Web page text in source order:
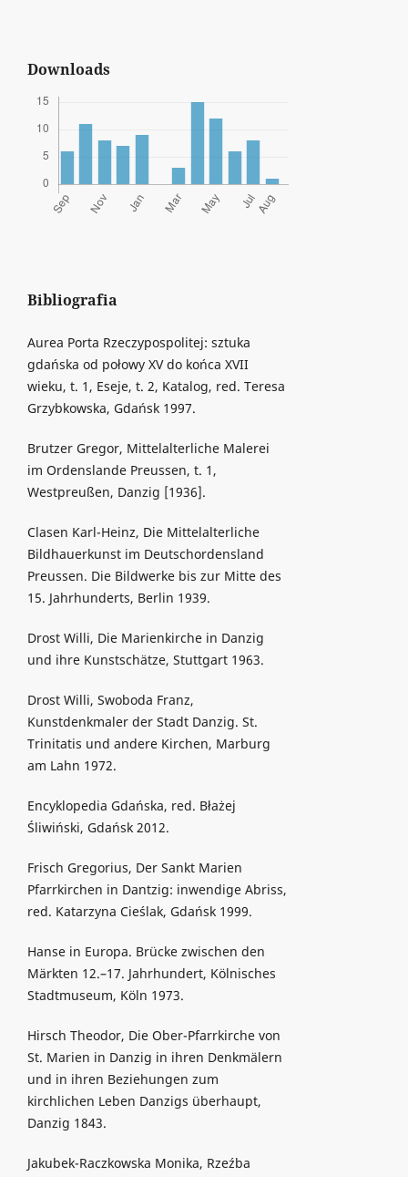
Downloads
Bibliografia
Aurea Porta Rzeczypospolitej: sztuka
gdańska od połowy XV do końca XVII
wieku, t. 1, Eseje, t. 2, Katalog, red. Teresa
Grzybkowska, Gdańsk 1997.
Brutzer Gregor, Mittelalterliche Malerei
im Ordenslande Preussen, t. 1,
Westpreußen, Danzig [1936].
Clasen Karl-Heinz, Die Mittelalterliche
Bildhauerkunst im Deutschordensland
Preussen. Die Bildwerke bis zur Mitte des
15. Jahrhunderts, Berlin 1939.
Drost Willi, Die Marienkirche in Danzig
und ihre Kunstschätze, Stuttgart 1963.
Drost Willi, Swoboda Franz,
Kunstdenkmaler der Stadt Danzig. St.
Trinitatis und andere Kirchen, Marburg
am Lahn 1972.
Encyklopedia Gdańska, red. Błażej
Śliwiński, Gdańsk 2012.
Frisch Gregorius, Der Sankt Marien
Pfarrkirchen in Dantzig: inwendige Abriss,
red. Katarzyna Cieślak, Gdańsk 1999.
Hanse in Europa. Brücke zwischen den
Märkten 12.–17. Jahrhundert, Kölnisches
Stadtmuseum, Köln 1973.
Hirsch Theodor, Die Ober-Pfarrkirche von
St. Marien in Danzig in ihren Denkmälern
und in ihren Beziehungen zum
kirchlichen Leben Danzigs überhaupt,
Danzig 1843.
Jakubek-Raczkowska Monika, Rzeźba